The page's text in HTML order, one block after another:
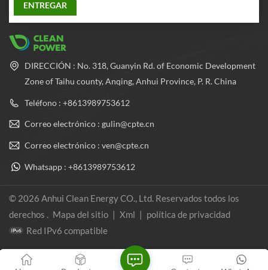
DIRECCIÓN : No. 318, Guanyin Rd. of Economic Development
Zone of Taihu county, Anqing, Anhui Province, P. R. China
Teléfono : +8613989753612
Correo electrónico : gulin@cpte.cn
Correo electrónico : ven@cpte.cn
Whatsapp : +8613989753612
© 2026 Anhui Clean Energy CO., Ltd. Reservados todos los
derechos . Mapa del sitio | Xml | política de privacidad
Red IPv6 compatible